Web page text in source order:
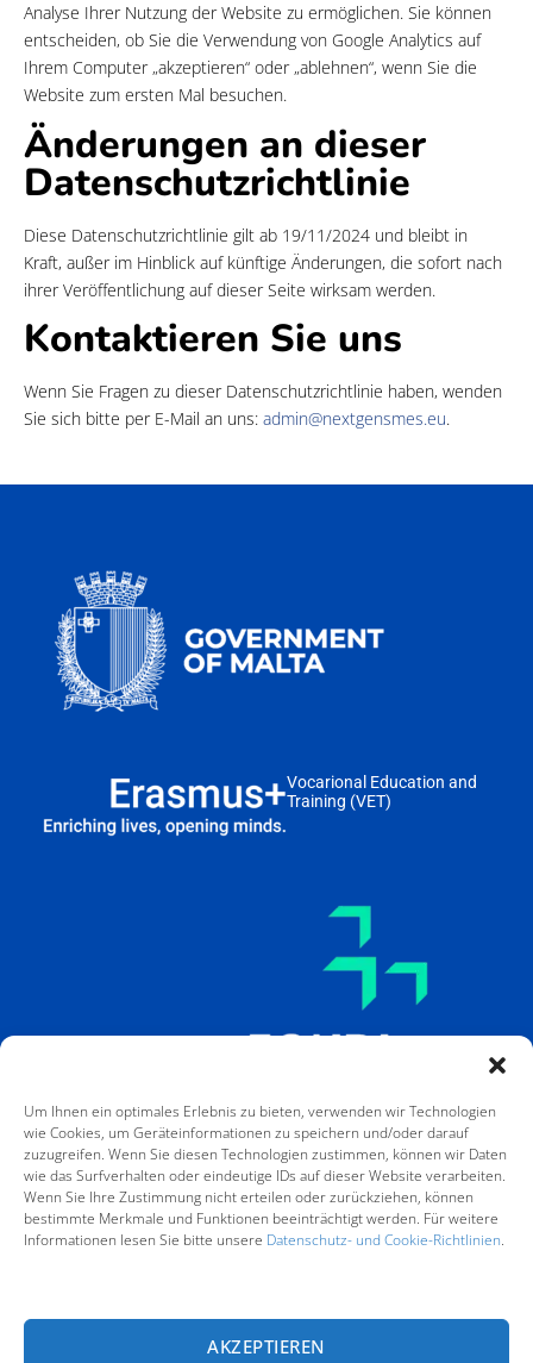
Um Ihnen ein optimales Erlebnis zu bieten, verwenden wir Technologien
wie Cookies, um Geräteinformationen zu speichern und/oder darauf
zuzugreifen. Wenn Sie diesen Technologien zustimmen, können wir Daten
wie das Surfverhalten oder eindeutige IDs auf dieser Website verarbeiten.
Wenn Sie Ihre Zustimmung nicht erteilen oder zurückziehen, können
bestimmte Merkmale und Funktionen beeinträchtigt werden. Für weitere
Informationen lesen Sie bitte unsere Datenschutz- und Cookie-Richtlinien.
AKZEPTIEREN
Analyse Ihrer Nutzung der Website zu ermöglichen. Sie können
entscheiden, ob Sie die Verwendung von Google Analytics auf
Ihrem Computer „akzeptieren“ oder „ablehnen“, wenn Sie die
Website zum ersten Mal besuchen.
Änderungen an dieser
Datenschutzrichtlinie
Diese Datenschutzrichtlinie gilt ab 19/11/2024 und bleibt in
Kraft, außer im Hinblick auf künftige Änderungen, die sofort nach
ihrer Veröffentlichung auf dieser Seite wirksam werden.
Kontaktieren Sie uns
Wenn Sie Fragen zu dieser Datenschutzrichtlinie haben, wenden
Sie sich bitte per E-Mail an uns: admin@nextgensmes.eu.
Vocarional Education and
Training (VET)
der Autoren und spiegeln nicht zwingend die der Europäischen Union
oder der Europäischen Exekutivagentur für Bildung und Kultur